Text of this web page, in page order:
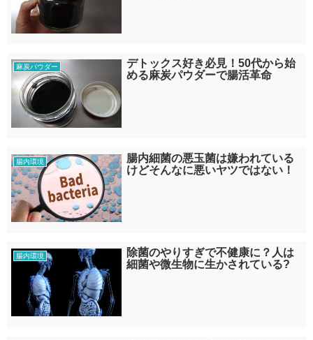
麻炭パウダー
デトックス好き必見！50代から始
める麻炭パウダーで腸活革命
腸内環境
腸内細菌の悪玉菌は嫌われている
けどそんなに悪いヤツではない！
腸内環境
除菌のやりすぎで不健康に？人は
細菌や微生物に生かされている?